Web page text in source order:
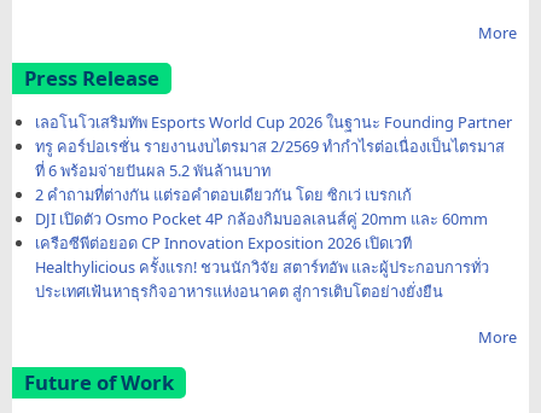
More
Press Release
เลอโนโวเสริมทัพ Esports World Cup 2026 ในฐานะ Founding Partner
ทรู คอร์ปอเรชั่น รายงานงบไตรมาส 2/2569 ทำกำไรต่อเนื่องเป็นไตรมาส
ที่ 6 พร้อมจ่ายปันผล 5.2 พันล้านบาท
2 คำถามที่ต่างกัน แต่รอคำตอบเดียวกัน โดย ซิกเว่ เบรกเก้
DJI เปิดตัว Osmo Pocket 4P กล้องกิมบอลเลนส์คู่ 20mm และ 60mm
เครือซีพีต่อยอด CP Innovation Exposition 2026 เปิดเวที
Healthylicious ครั้งแรก! ชวนนักวิจัย สตาร์ทอัพ และผู้ประกอบการทั่ว
ประเทศเฟ้นหาธุรกิจอาหารแห่งอนาคต สู่การเติบโตอย่างยั่งยืน
More
Future of Work